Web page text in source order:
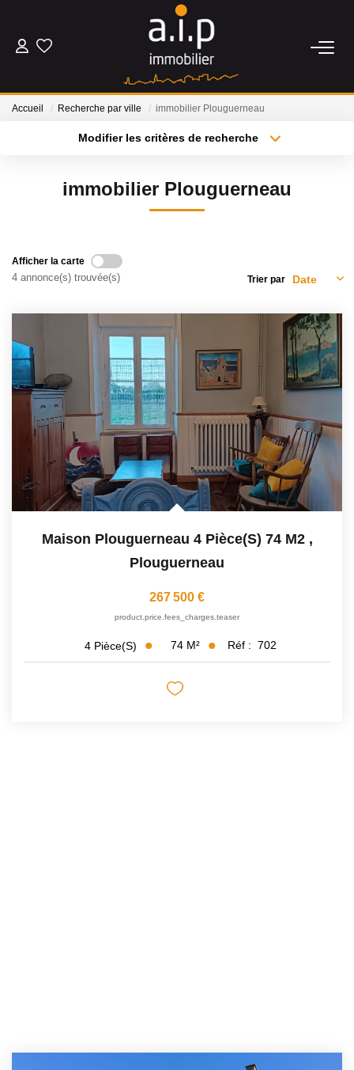
ACHETER
Nos Actualités
Avis Clients
CONTACT
Accueil Recherche par ville immobilier Plouguerneau
Modifier les critères de recherche
Type de bien
Surface min
Créer une alerte
immobilier Plouguerneau
Afficher la carte
4 annonce(s) trouvée(s) Trier par
Maison Plouguerneau 4 Pièce(s) 74 M2 ,
Plouguerneau
267 500 €
product.price.fees_charges.teaser
4 Pièce(s) 74 M² Réf : 702